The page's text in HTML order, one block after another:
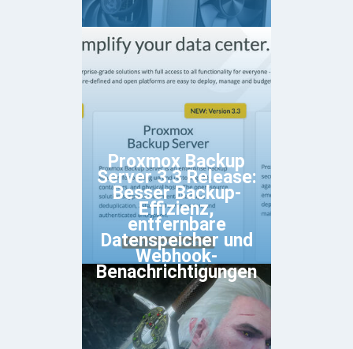
Proxmox Backup
Server 3.3 Release:
Besser Backup-
Effizienz,
entfernbare
Datenspeicher und
Webhook-
Benachrichtigungen